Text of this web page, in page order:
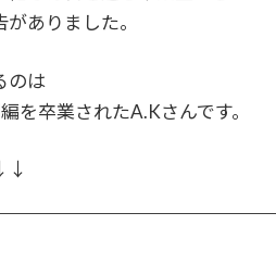
ありました。
のは
を卒業されたA.Kさんです。